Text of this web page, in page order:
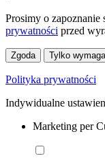
Prosimy o zapoznanie
prywatności przed
Zgoda Tylko
Polityka prywatności
Indywidualne
Marketing per